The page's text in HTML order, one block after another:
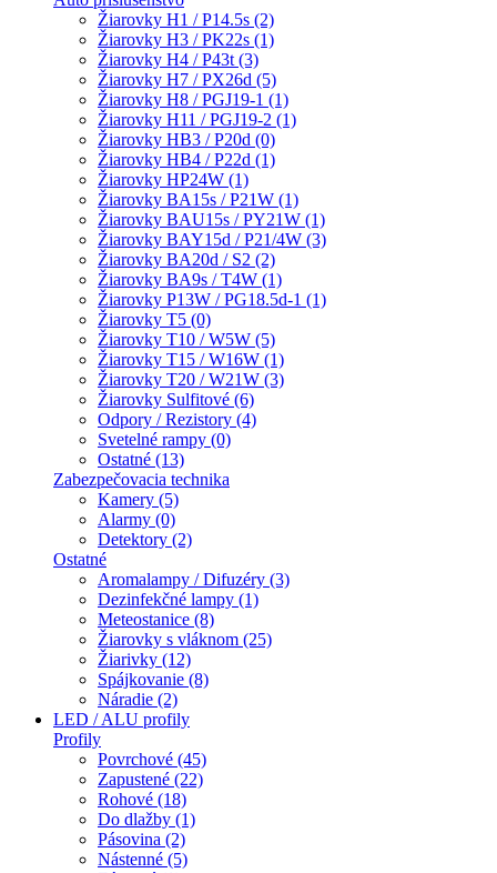
Žiarovky H1 / P14.5s (2)
Žiarovky H3 / PK22s (1)
Žiarovky H4 / P43t (3)
Žiarovky H7 / PX26d (5)
Žiarovky H8 / PGJ19-1 (1)
Žiarovky H11 / PGJ19-2 (1)
Žiarovky HB3 / P20d (0)
Žiarovky HB4 / P22d (1)
Žiarovky HP24W (1)
Žiarovky BA15s / P21W (1)
Žiarovky BAU15s / PY21W (1)
Žiarovky BAY15d / P21/4W (3)
Žiarovky BA20d / S2 (2)
Žiarovky BA9s / T4W (1)
Žiarovky P13W / PG18.5d-1 (1)
Žiarovky T5 (0)
Žiarovky T10 / W5W (5)
Žiarovky T15 / W16W (1)
Žiarovky T20 / W21W (3)
Žiarovky Sulfitové (6)
Odpory / Rezistory (4)
Svetelné rampy (0)
Ostatné (13)
Zabezpečovacia technika
Kamery (5)
Alarmy (0)
Detektory (2)
Ostatné
Aromalampy / Difuzéry (3)
Dezinfekčné lampy (1)
Meteostanice (8)
Žiarovky s vláknom (25)
Žiarivky (12)
Spájkovanie (8)
Náradie (2)
LED / ALU profily
Profily
Povrchové (45)
Zapustené (22)
Rohové (18)
Do dlažby (1)
Pásovina (2)
Nástenné (5)